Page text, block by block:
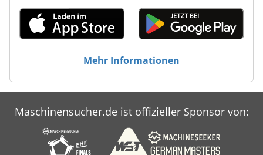
Mehr Informationen
Maschinensucher.de ist offizieller Sponsor von: